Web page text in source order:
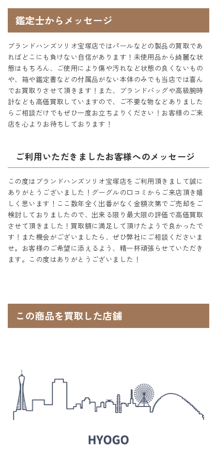
鑑定士からメッセージ
ブランドハンズソリオ宝塚店ではパールなどの製品の買取であ
ればどこにも負けない自信があります！未使用品から綺麗な状
態はもちろん、ご使用により傷や汚れなど状態の良くないもの
や、箱や鑑定書などの付属品がない本体のみでも当店では喜ん
でお買取りさせて頂きます！また、ブランドバッグや高級腕時
計なども高価買取していますので、ご不要な物などありました
らご相談だけでもぜひ一度お立ちよりください！お客様のご来
店を心よりお待ちしております！
ご利用いただきましたお客様へのメッセージ
この度はブランドハンズソリオ宝塚店をご利用頂きまして誠に
ありがとうございました！グーグルの口コミからご来店頂き嬉
しく思います！ここ数年全く出番がなく金額次第でご売却をご
検討しておりましたので、出来る限り最大限の評価で高価買取
させて頂きました！買取額に満足して頂けたようで良かったで
す！また機会がございましたら、ぜひ弊社にご相談くださいま
せ。お客様のご希望に添えるよう、精一杯頑張らせていただき
ます。この度はありがとうございました！
この商品を買取した店舗